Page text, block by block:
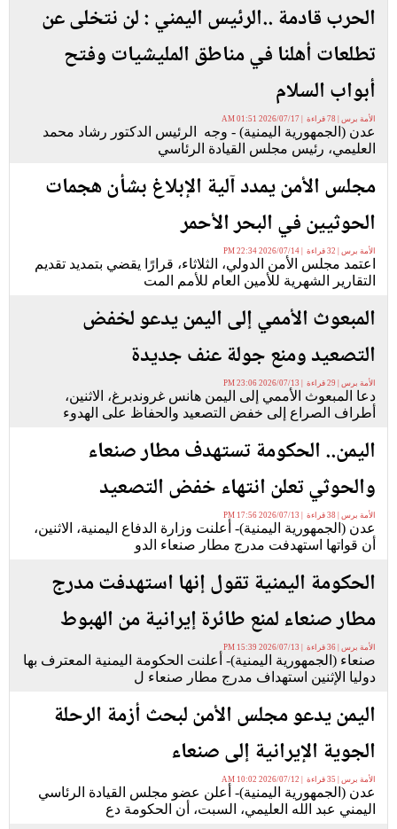
الحرب قادمة ..الرئيس اليمني : لن نتخلى عن
تطلعات أهلنا في مناطق المليشيات وفتح
أبواب السلام
الأمة برس | 78 قراءة | 2026/07/17 01:51 AM
عدن (الجمهورية اليمنية) - وجه الرئيس الدكتور رشاد محمد
العليمي، رئيس مجلس القيادة الرئاسي
مجلس الأمن يمدد آلية الإبلاغ بشأن هجمات
الحوثيين في البحر الأحمر
الأمة برس | 32 قراءة | 2026/07/14 22:34 PM
اعتمد مجلس الأمن الدولي، الثلاثاء، قرارًا يقضي بتمديد تقديم
التقارير الشهرية للأمين العام للأمم المت
المبعوث الأممي إلى اليمن يدعو لخفض
التصعيد ومنع جولة عنف جديدة
الأمة برس | 29 قراءة | 2026/07/13 23:06 PM
دعا المبعوث الأممي إلى اليمن هانس غروندبرغ، الاثنين،
أطراف الصراع إلى خفض التصعيد والحفاظ على الهدوء
اليمن.. الحكومة تستهدف مطار صنعاء
والحوثي تعلن انتهاء خفض التصعيد
الأمة برس | 38 قراءة | 2026/07/13 17:56 PM
عدن (الجمهورية اليمنية)- أعلنت وزارة الدفاع اليمنية، الاثنين،
أن قواتها استهدفت مدرج مطار صنعاء الدو
الحكومة اليمنية تقول إنها استهدفت مدرج
مطار صنعاء لمنع طائرة إيرانية من الهبوط
الأمة برس | 36 قراءة | 2026/07/13 15:39 PM
صنعاء (الجمهورية اليمنية)- أعلنت الحكومة اليمنية المعترف بها
دوليا الإثنين استهداف مدرج مطار صنعاء ل
اليمن يدعو مجلس الأمن لبحث أزمة الرحلة
الجوية الإيرانية إلى صنعاء
الأمة برس | 35 قراءة | 2026/07/12 10:02 AM
عدن (الجمهورية اليمنية)- أعلن عضو مجلس القيادة الرئاسي
اليمني عبد الله العليمي، السبت، أن الحكومة دع